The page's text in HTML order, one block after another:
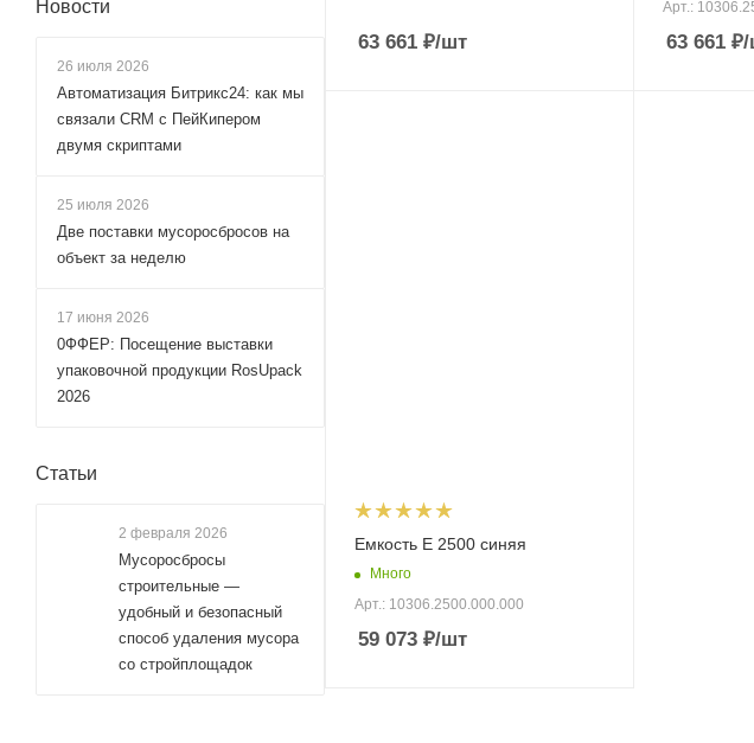
63 661 ₽/шт
Арт.:
63 661₽/
Емкость E 2500 синяя
Много
Арт.: 10306.2500.000.000
59 073 ₽/шт
Новости
26 июля 2026
Автоматизация Битрикс24: как мы
связали CRM с ПейКипером
двумя скриптами
25 июля 2026
Две поставки мусоросбросов на
объект за неделю
17 июня 2026
0ФФЕР: Посещение выставки
упаковочной продукции RosUpack
2026
Статьи
2 февраля 2026
Мусоросбросы
строительные —
удобный и безопасный
способ удаления мусора
со стройплощадок